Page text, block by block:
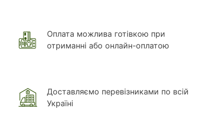
Оплата можлива готівкою при
отриманні або онлайн-оплатою
Доставляємо перевізниками по всій
Україні